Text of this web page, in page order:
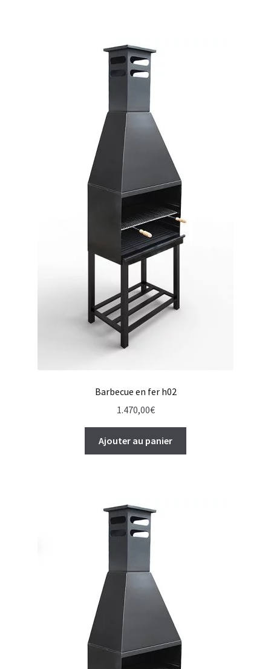
Barbecue en fer h02
1.470,00€
Ajouter au panier